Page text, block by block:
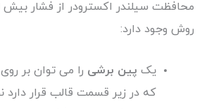
محافظت سیلندر اکسترودر از فشار بیش
روش وجود دارد:
یک پین برشی را می توان بر
که در زیر قسمت قالب قرار